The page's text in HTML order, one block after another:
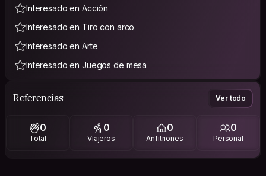
Interesado en Acción
Interesado en Tiro con arco
Interesado en Arte
Interesado en Juegos de mesa
Referencias Ver todo
0
Total
0
Viajeros
0
Anfitriones
0
Personal